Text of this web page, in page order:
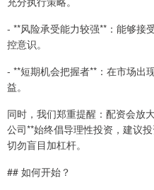
- **风险承受能力较强**：能够接
控意识。
- **短期机会把握者**：在市场出
益。
同时，我们郑重提醒：配资会放
公司**始终倡导理性投资，建议
切勿盲目加杠杆。
## 如何开始？